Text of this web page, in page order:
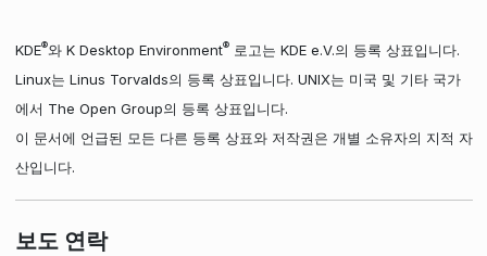
KDE®와 K Desktop Environment®로고는 KDE e.V.의 등록 상표입니다.
Linux는 Linus Torvalds의 등록 상표입니다. UNIX는 미국 및 기타 국가
에서 The Open Group의 등록 상표입니다.
이 문서에 언급된 모든 다른 등록 상표와 저작권은 개별 소유자의 지적 자
산입니다.
보도 연락